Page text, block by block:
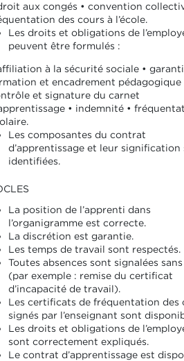
aux congés • convention
des cours à l’école.
Les droits et obligations de
peuvent être formulés :
à la sécurité sociale •
et encadrement pédagogique
et signature du carnet
• indemnité •
Les composantes du contrat
d’apprentissage et leur signification
identifiées.
La position de l’apprenti dans
l’organigramme est correcte.
La discrétion est garantie.
Les temps de travail sont respectés.
Toutes absences sont signalées
(par exemple : remise du certificat
d’incapacité de travail).
Les certificats de fréquentation des
signés par l’enseignant sont
Les droits et obligations de
sont correctement expliqués.
Le contrat d’apprentissage est